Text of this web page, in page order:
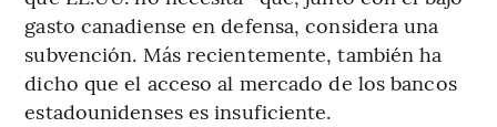
gasto canadiense en defensa, considera una
subvención. Más recientemente, también ha
dicho que el acceso al mercado de los bancos
estadounidenses es insuficiente.